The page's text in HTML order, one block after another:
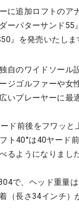
に追加ロフトのア
ーパターサンド
』を発売いたしま
自のワイドソー
ジゴルファーや女
いプレーヤーに最
ド前後をフワッ
ト40°は40ヤード
るようになりまし
で、ヘッド重量
（長さ34インチ